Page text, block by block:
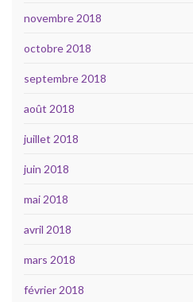
novembre 2018
octobre 2018
septembre 2018
août 2018
juillet 2018
juin 2018
mai 2018
avril 2018
mars 2018
février 2018